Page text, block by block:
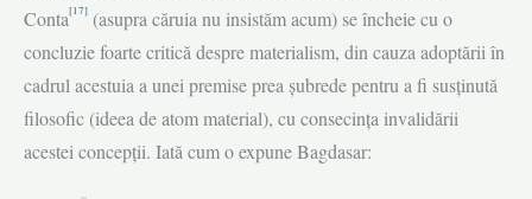
Conta[17] (asupra căruia nu insistăm acum) se încheie cu o
concluzie foarte critică despre mate­rialism, din cauza adoptării în
cadrul acestuia a unei premise prea șubrede pentru a fi susținută
filosofic (ideea de atom material), cu consecința invalidării
acestei concepții. Iată cum o expune Bagdasar: